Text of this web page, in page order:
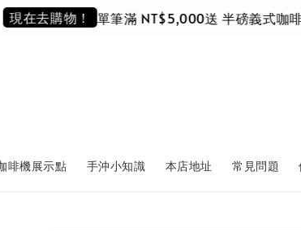
物！ 單筆滿 NT$5,000送 半磅義式咖啡豆【爸
啡機展示點 手沖小知識 本店地址 常見問題